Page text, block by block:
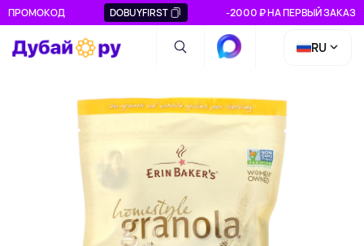
ПРОМОКОД DOBUYFIRST -2000 ₽ НА ПЕРВЫЙ ЗАКАЗ
RU